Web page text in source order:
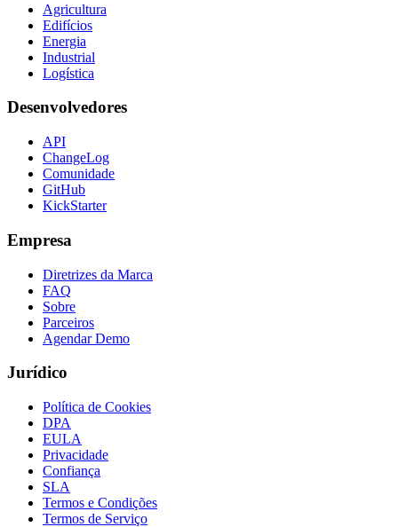
Agricultura
Edifícios
Energia
Industrial
Logística
Desenvolvedores
API
ChangeLog
Comunidade
GitHub
KickStarter
Empresa
Diretrizes da Marca
FAQ
Sobre
Parceiros
Agendar Demo
Jurídico
Política de Cookies
DPA
EULA
Privacidade
Confiança
SLA
Termos e Condições
Termos de Serviço